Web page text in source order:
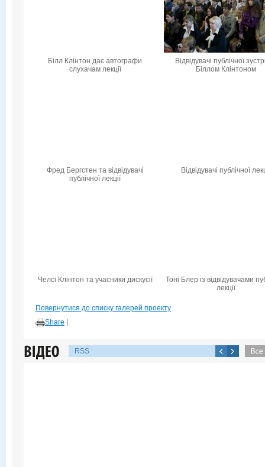
Білл Клінтон дає автографи
слухачам лекції
Відвідувачі публічної
Біллом Клінтоном
Фред Бергстен та відвідувачі
публічної лекції
Відвідувачі публічної
Челсі Клінтон та учасники дискусії
Тоні Блер із відвідувачами
лекції
Повернутися до списку галерей проекту
Share
RSS